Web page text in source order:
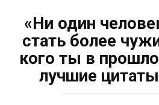
«Ни один
стать более
кого ты в
лучшие